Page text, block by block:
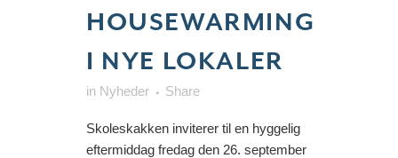
HOUSEWARMING
I NYE LOKALER
in Nyheder Share
Skoleskakken inviterer til en hyggelig
eftermiddag fredag den 26. september